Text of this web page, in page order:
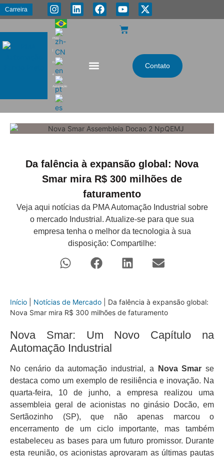
Carreira
PMA
Energia
e
Automação
Contato
Da falência à expansão global: Nova
Smar mira R$ 300 milhões de
faturamento
Veja aqui notícias da PMA Automação Industrial sobre
o mercado Industrial. Atualize-se para que sua
empresa tenha o melhor da tecnologia à sua
disposição: Compartilhe:
Início Notícias de Mercado
Da falência à expansão global:
Nova Smar mira R$ 300 milhões de faturamento
Nova Smar: Um Novo Capítulo na
Automação Industrial
No cenário da automação industrial, a Nova Smar se
destaca como um exemplo de resiliência e inovação. Na
quarta-feira, 10 de junho, a empresa realizou uma
assembleia geral de acionistas no ginásio Docão, em
Sertãozinho (SP), que não apenas marcou o
encerramento de um ciclo importante, mas também
estabeleceu as bases para um futuro promissor. Durante
esta reunião, os acionistas aprovaram as últimas pautas